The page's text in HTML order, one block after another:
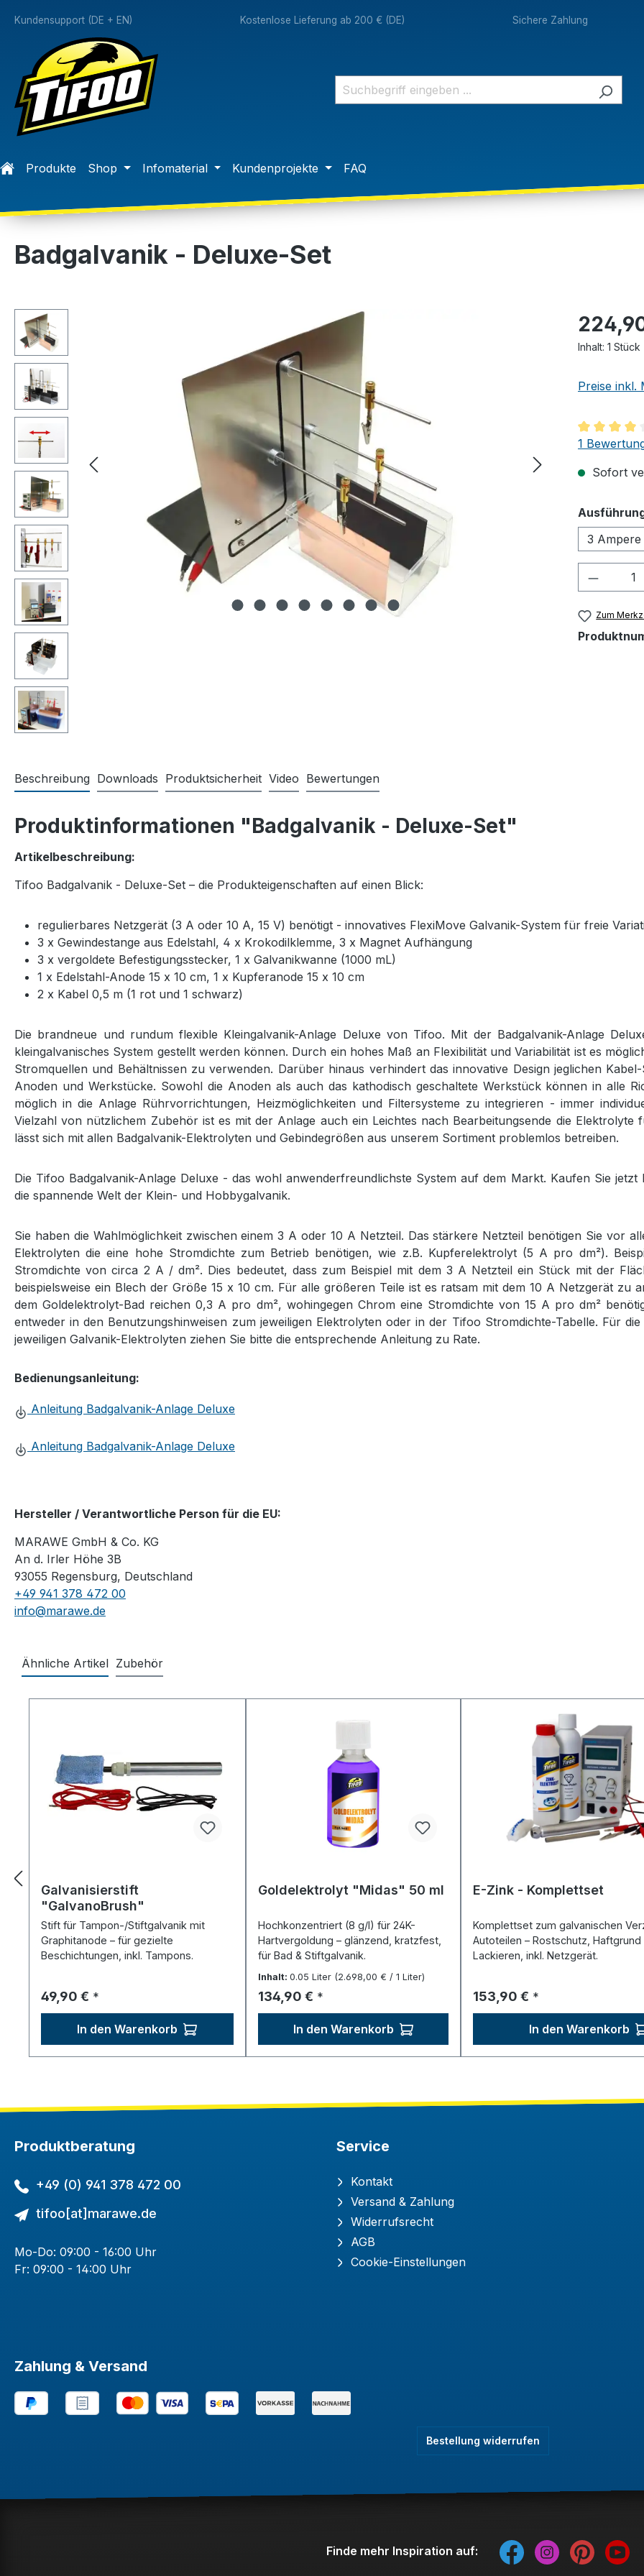
Zur Hauptnavigation springen
Kundensupport (DE + EN) Kostenlose Lieferung ab 200 € (DE) Sichere Zahlung
Produkte Shop Infomaterial Kundenprojekte FAQ
Badgalvanik - Deluxe-Set
Bildergalerie überspringen
Inhalt: 1 Stück
Preise inkl.
1
Sofort
3
Zum
Beschreibung Downloads Produktsicherheit Video Bewertungen
Produktinformationen "Badgalvanik - Deluxe-Set"
Artikelbeschreibung:
Tifoo Badgalvanik - Deluxe-Set – die Produkteigenschaften auf einen Blick:
regulierbares Netzgerät (3 A oder 10 A, 15 V) benötigt - innovatives FlexiMove Galvanik-System für freie
3 x Gewindestange aus Edelstahl, 4 x Krokodilklemme, 3 x Magnet Aufhängung
3 x vergoldete Befestigungsstecker, 1 x Galvanikwanne (1000 mL)
1 x Edelstahl-Anode 15 x 10 cm, 1 x Kupferanode 15 x 10 cm
2 x Kabel 0,5 m (1 rot und 1 schwarz)
Die brandneue und rundum flexible Kleingalvanik-Anlage Deluxe von Tifoo. Mit der Badgalvanik-Anlage
kleingalvanisches System gestellt werden können. Durch ein hohes Maß an Flexibilität und Variabilität ist es
Stromquellen und Behältnissen zu verwenden. Darüber hinaus verhindert das innovative Design jeglichen
Anoden und Werkstücke. Sowohl die Anoden als auch das kathodisch geschaltete Werkstück können in alle
möglich in die Anlage Rührvorrichtungen, Heizmöglichkeiten und Filtersysteme zu integrieren - immer
Vielzahl von nützlichem Zubehör ist es mit der Anlage auch ein Leichtes nach Bearbeitungsende die
lässt sich mit allen Badgalvanik-Elektrolyten und Gebindegrößen aus unserem Sortiment problemlos betreiben.
Die Tifoo Badgalvanik-Anlage Deluxe - das wohl anwenderfreundlichste System auf dem Markt. Kaufen Sie
die spannende Welt der Klein- und Hobbygalvanik.
Sie haben die Wahlmöglichkeit zwischen einem 3 A oder 10 A Netzteil. Das stärkere Netzteil benötigen Sie vor
Elektrolyten die eine hohe Stromdichte zum Betrieb benötigen, wie z.B. Kupferelektrolyt (5 A pro dm²).
Stromdichte von circa 2 A / dm². Dies bedeutet, dass zum Beispiel mit dem 3 A Netzteil ein Stück mit der
beispielsweise ein Blech der Größe 15 x 10 cm. Für alle größeren Teile ist es ratsam mit dem 10 A Netzgerät zu
dem Goldelektrolyt-Bad reichen 0,3 A pro dm², wohingegen Chrom eine Stromdichte von 15 A pro dm²
entweder in den Benutzungshinweisen zum jeweiligen Elektrolyten oder in der Tifoo Stromdichte-Tabelle. Für
jeweiligen Galvanik-Elektrolyten ziehen Sie bitte die entsprechende Anleitung zu Rate.
Bedienungsanleitung:
Anleitung Badgalvanik-Anlage Deluxe
Anleitung Badgalvanik-Anlage Deluxe
Hersteller / Verantwortliche Person für die EU:
MARAWE GmbH & Co. KG
An d. Irler Höhe 3B
93055 Regensburg, Deutschland
+49 941 378 472 00
info@marawe.de
Ähnliche Artikel Zubehör
Galvanisierstift
"GalvanoBrush"
Stift für Tampon-/Stiftgalvanik mit
Graphitanode – für gezielte
Beschichtungen, inkl. Tampons.
Regulärer Preis:
49,90 € *
In den Warenkorb
Goldelektrolyt "Midas" 50 ml
Hochkonzentriert (8 g/l) für 24K-
Hartvergoldung – glänzend, kratzfest,
für Bad & Stiftgalvanik.
Inhalt: 0.05 Liter (2.698,00 € / 1 Liter)
Regulärer Preis:
134,90 € *
In den Warenkorb
E-Zink - Komplettset
Komplettset zum galvanischen
Autoteilen – Rostschutz, Haftgrund
Lackieren, inkl. Netzgerät.
Regulärer Preis:
153,90 € *
In den Warenkorb
Produktberatung
+49 (0) 941 378 472 00
tifoo[at]marawe.de
Mo-Do: 09:00 - 16:00 Uhr
Fr: 09:00 - 14:00 Uhr
Service
Kontakt
Versand & Zahlung
Widerrufsrecht
AGB
Cookie-Einstellungen
Zahlung & Versand
Bestellung widerrufen
Finde mehr Inspiration auf: